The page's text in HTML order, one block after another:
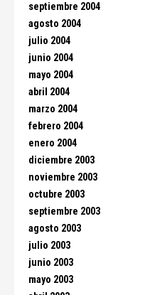
septiembre 2004
agosto 2004
julio 2004
junio 2004
mayo 2004
abril 2004
marzo 2004
febrero 2004
enero 2004
diciembre 2003
noviembre 2003
octubre 2003
septiembre 2003
agosto 2003
julio 2003
junio 2003
mayo 2003